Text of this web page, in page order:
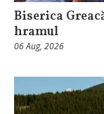
Biserica
hramul
06 Aug, 2026